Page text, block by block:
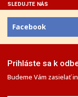
SLEDUJTE NÁS
Facebook
Prihláste sa k
Budeme Vám zasielať